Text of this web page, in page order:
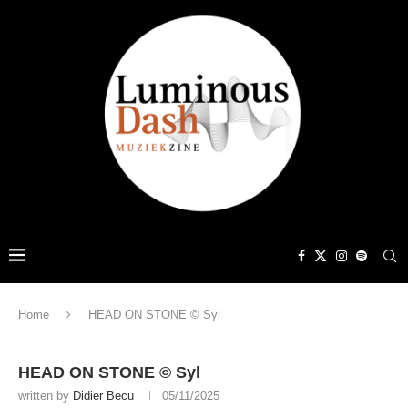
Home HEAD ON STONE © Syl
HEAD ON STONE © Syl
written by Didier Becu 05/11/2025